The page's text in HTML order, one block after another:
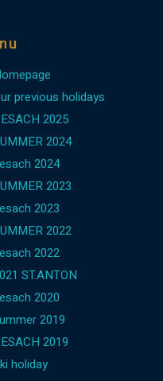
previous holidays
2025
2024
2024
2023
2023
2022
2022
ST.ANTON
2020
2019
2019
holiday